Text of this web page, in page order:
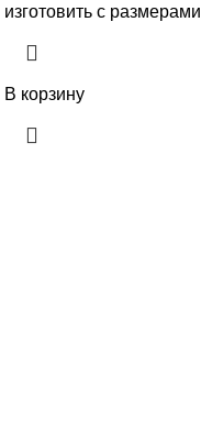
изготовить с размерами
В корзину